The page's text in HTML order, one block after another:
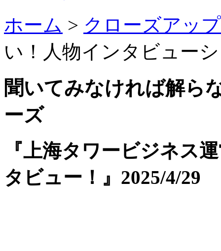
ホーム > クローズアップ
い！人物インタビュー
聞いてみなければ解ら
ーズ
『上海タワービジネス
タビュー！』2025/4/29